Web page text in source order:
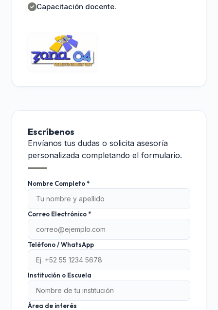
Capacitación docente.
Escríbenos
Envíanos tus dudas o solicita asesoría
personalizada completando el formulario.
Nombre Completo *
Correo Electrónico *
Teléfono / WhatsApp
Institución o Escuela
Área de interés